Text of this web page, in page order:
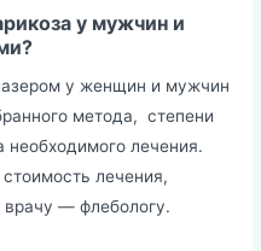
у мужчин и
у женщин и мужчин
метода, степени
лечения.
лечения,
врачу — флебологу.